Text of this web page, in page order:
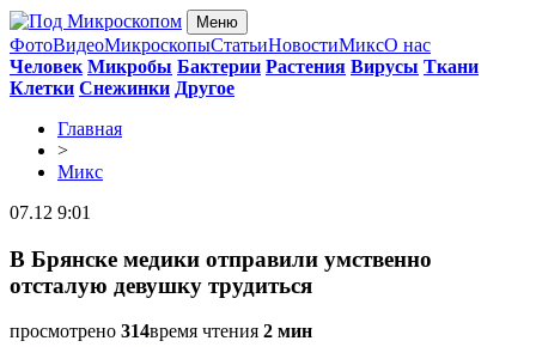
Меню
ФотоВидеоМикроскопыСтатьиНовостиМиксО нас
Человек Микробы Бактерии Растения Вирусы Ткани
Клетки Снежинки Другое
Главная
>
Микс
07.12 9:01
В Брянске медики отправили умственно
отсталую девушку трудиться
просмотрено 314время чтения 2 мин